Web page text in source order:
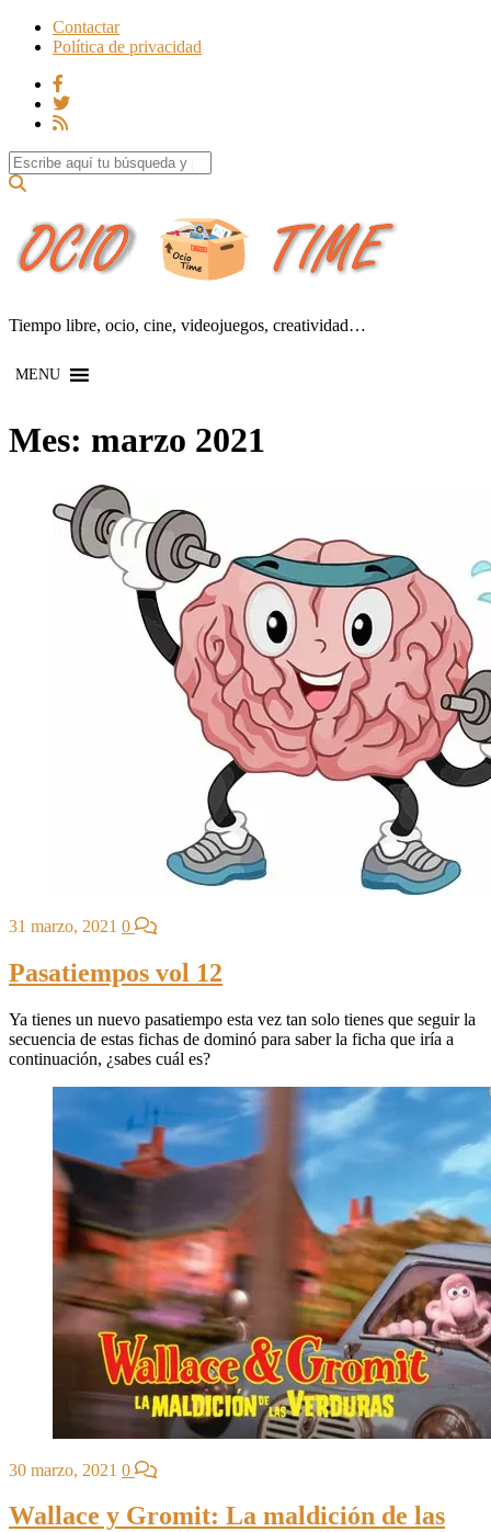
Contactar
Política de privacidad
Search for:
Tiempo libre, ocio, cine, videojuegos, creatividad…
MENU
Mes: marzo 2021
31 marzo, 2021 0
Pasatiempos vol 12
Ya tienes un nuevo pasatiempo esta vez tan solo tienes que seguir la
secuencia de estas fichas de dominó para saber la ficha que iría a
continuación, ¿sabes cuál es?
30 marzo, 2021 0
Wallace y Gromit: La maldición de las